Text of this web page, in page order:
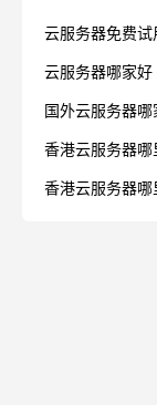
云服务器免费试
云服务器哪家好
国外云服务器哪
香港云服务器哪
香港云服务器哪